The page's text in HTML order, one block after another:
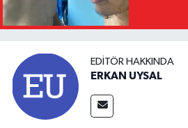
EDITÖR HAKKINDA
ERKAN UYSAL